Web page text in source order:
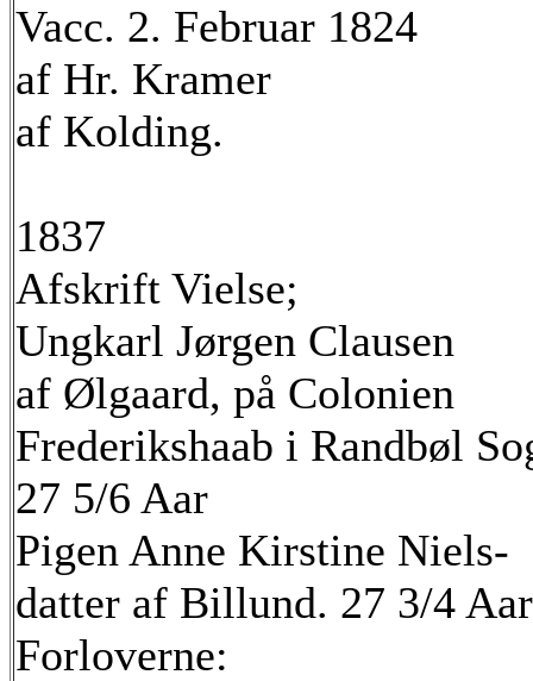
Vacc. 2. Februar 1824
af Hr. Kramer
af Kolding.
1837
Afskrift Vielse;
Ungkarl Jørgen Clausen
af Ølgaard, på Colonien
Frederikshaab i Randbøl
27 5/6 Aar
Pigen Anne Kirstine Niels-
datter af Billund. 27 3/4
Forloverne: